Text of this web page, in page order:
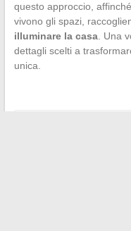
questo approccio,
vivono gli spazi,
illuminare la casa. Una
dettagli scelti a
unica.